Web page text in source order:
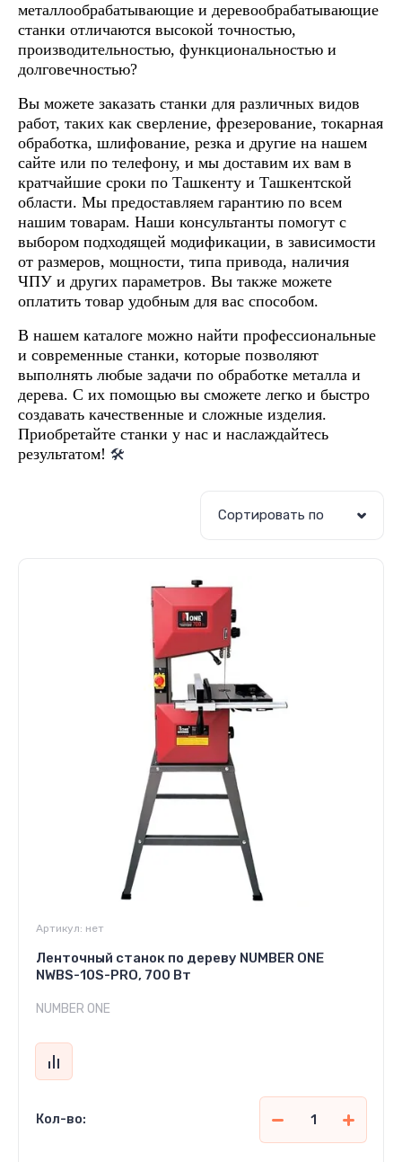
металлообрабатывающие и деревообрабатывающие
станки отличаются высокой точностью,
производительностью, функциональностью и
долговечностью?
Вы можете заказать станки для различных видов
работ, таких как сверление, фрезерование, токарная
обработка, шлифование, резка и другие на нашем
сайте или по телефону, и мы доставим их вам в
кратчайшие сроки по Ташкенту и Ташкентской
области. Мы предоставляем гарантию по всем
нашим товарам. Наши консультанты помогут с
выбором подходящей модификации, в зависимости
от размеров, мощности, типа привода, наличия
ЧПУ и других параметров. Вы также можете
оплатить товар удобным для вас способом.
В нашем каталоге можно найти профессиональные
и современные станки, которые позволяют
выполнять любые задачи по обработке металла и
дерева. С их помощью вы сможете легко и быстро
создавать качественные и сложные изделия.
Приобретайте станки у нас и наслаждайтесь
результатом! 🛠
Сортировать по
Артикул: нет
Ленточный станок по дереву NUMBER ONE
NWBS-10S-PRO, 700 Вт
NUMBER ONE
Кол-во: